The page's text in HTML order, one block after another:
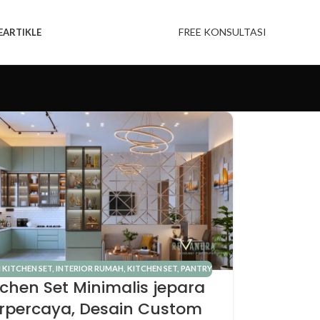
ARTIKLE FREE KONSULTASI
KITCHEN SET INTERIOR RUMAH KITCHEN SET PANTRY
Set Minimalis jepara
Desain Custom